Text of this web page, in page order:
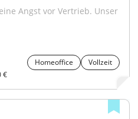
Angst vor Vertrieb. Unser
Homeoffice
Vollzeit
€